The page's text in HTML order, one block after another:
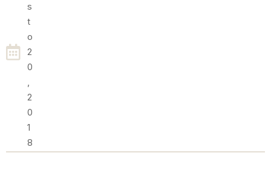
S
T
O
2
0
,
2
0
1
8